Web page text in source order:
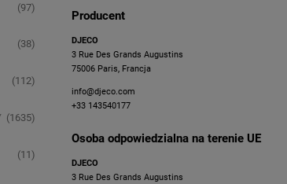
(97)
(38)
(112)
(1635)
(11)
Producent
DJECO
3 Rue Des Grands Augustins
75006 Paris, Francja
info@djeco.com
+33 143540177
Osoba odpowiedzialna na terenie UE
DJECO
3 Rue Des Grands Augustins